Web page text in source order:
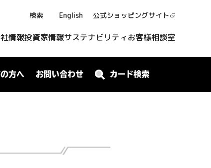
検索 English 公式ショッピングサイト
情報投資家情報サステナビリティお客様相談室
方へ お問い合わせ カード検索